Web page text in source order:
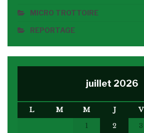
MICRO TROTTOIRE
REPORTAGE
juillet 2026
L M M J V
1
2 3